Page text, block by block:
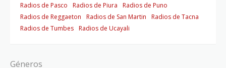
Radios de Pasco
Radios de Piura
Radios de Puno
Radios de Reggaeton
Radios de San Martin
Radios de Tacna
Radios de Tumbes Radios de Ucayali
Géneros